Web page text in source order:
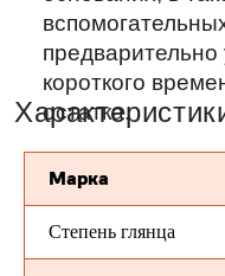
Марка
Степень глянца